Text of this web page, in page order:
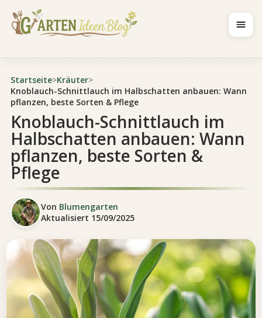
Startseite>Kräuter>
Knoblauch-Schnittlauch im Halbschatten anbauen: Wann
pflanzen, beste Sorten & Pflege
Knoblauch-Schnittlauch im
Halbschatten anbauen: Wann
pflanzen, beste Sorten &
Pflege
Von Blumengarten
Aktualisiert 15/09/2025